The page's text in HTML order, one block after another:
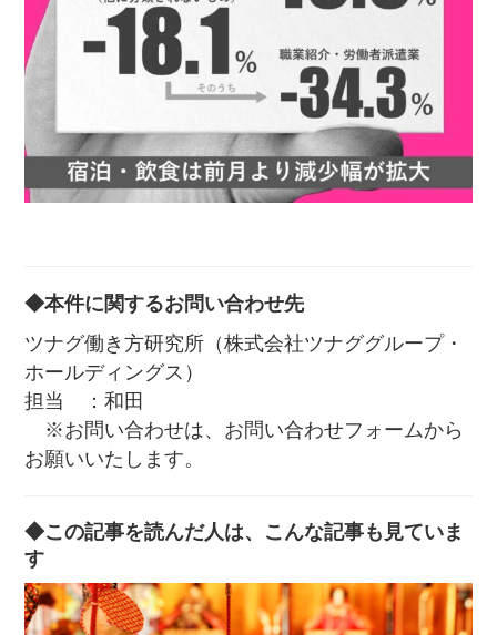
◆本件に関するお問い合わせ先
ツナグ働き方研究所（株式会社ツナググループ・
ホールディングス）
担当 ：和田
※お問い合わせは、お問い合わせフォームから
お願いいたします。
◆この記事を読んだ人は、こんな記事も見ていま
す